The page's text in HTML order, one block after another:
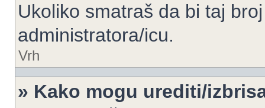
Ukoliko smatraš da bi taj
administratora/icu.
Vrh
» Kako mogu urediti/